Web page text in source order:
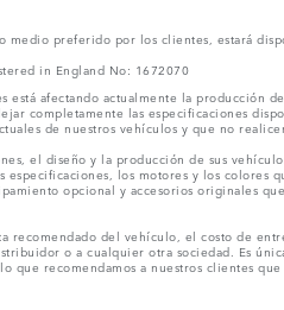
preferido por los clientes, estará
in England No: 1672070
está afectando actualmente la
completamente las especificaciones
de nuestros vehículos y que no
el diseño y la producción de sus
los motores y los colores
opcional y accesorios originales
del vehículo, el costo de
o a cualquier otra sociedad. Es
recomendamos a nuestros clientes